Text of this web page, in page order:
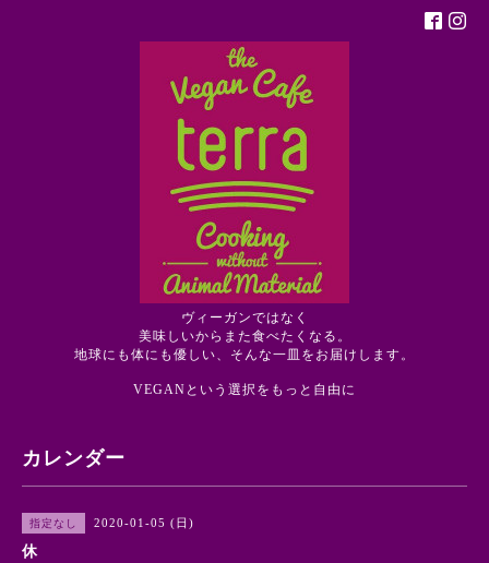
ヴィーガンではなく
美味しいからまた食べたくなる。
地球にも体にも優しい、そんな一皿をお届けします。
VEGANという選択をもっと自由に
カレンダー
指定なし 2020-01-05 (日)
休